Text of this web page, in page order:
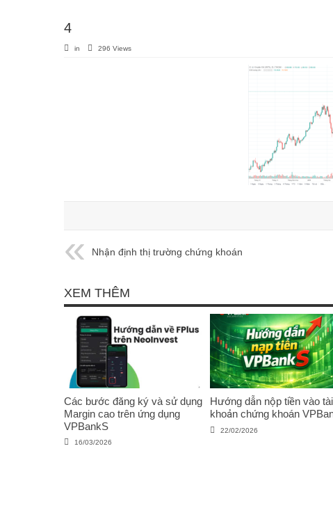
4
in 296 Views
Nhận định thị trường chứng khoán
XEM THÊM
Các bước đăng ký và sử dụng
Margin cao trên ứng dụng
VPBankS
16/03/2026
Hướng dẫn nộp tiền vào tài
khoản chứng khoán
22/02/2026